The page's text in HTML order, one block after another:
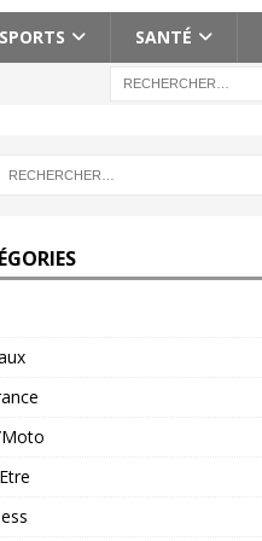
SPORTS SANTÉ